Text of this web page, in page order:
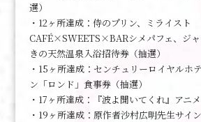
選）
・12ヶ所達成：侍のプリン、ミライスト
CAFÉ×SWEETS×BARシメパフェ、ジ
きの天然温泉入浴招待券（抽選）
・15ヶ所達成：センチュリーロイヤルホ
ン「ロンド」食事券（抽選）
・17ヶ所達成：『波よ聞いてくれ』アニ
・19ヶ所達成：原作者沙村広明先生サイ